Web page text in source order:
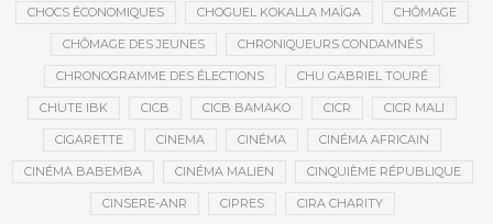
CHOCS ÉCONOMIQUES CHOGUEL KOKALLA MAÏGA CHÔMAGE
CHÔMAGE DES JEUNES CHRONIQUEURS CONDAMNÉS
CHRONOGRAMME DES ÉLECTIONS CHU GABRIEL TOURÉ
CHUTE IBK CICB CICB BAMAKO CICR CICR MALI
CIGARETTE CINEMA CINÉMA CINÉMA AFRICAIN
CINÉMA BABEMBA CINÉMA MALIEN CINQUIÈME RÉPUBLIQUE
CINSERE-ANR CIPRES CIRA CHARITY